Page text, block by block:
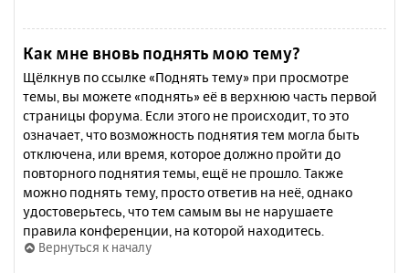
Как мне вновь поднять мою тему?
Щёлкнув по ссылке «Поднять тему» при просмотре
темы, вы можете «поднять» её в верхнюю часть первой
страницы форума. Если этого не происходит, то это
означает, что возможность поднятия тем могла быть
отключена, или время, которое должно пройти до
повторного поднятия темы, ещё не прошло. Также
можно поднять тему, просто ответив на неё, однако
удостоверьтесь, что тем самым вы не нарушаете
правила конференции, на которой находитесь.
Вернуться к началу